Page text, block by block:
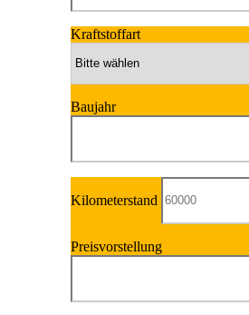
Kraftstoffart
Baujahr
Kilometerstand
Preisvorstellung